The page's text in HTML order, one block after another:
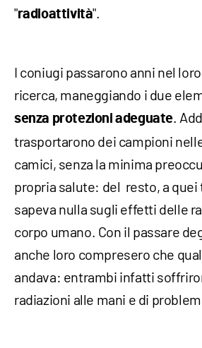
"radioattività".
I coniugi passarono anni nel
ricerca, maneggiando i due
senza protezioni adeguate.
trasportarono dei campioni
camici, senza la minima
propria salute: del resto, a quei
sapeva nulla sugli effetti delle
corpo umano. Con il passare
anche loro compresero che
andava: entrambi infatti
radiazioni alle mani e di